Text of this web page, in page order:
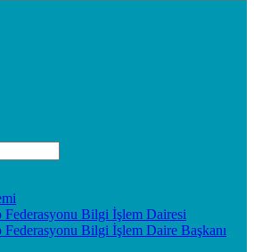
Bilgi İşlem Dairesi
Bilgi İşlem Daire Başkanı